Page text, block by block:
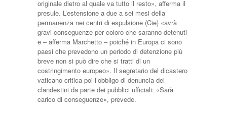
originale dietro al quale va tutto il resto», afferma il
presule. L’estensione a due a sei mesi della
permanenza nei centri di espulsione (Cie) «avrà
gravi conseguenze per coloro che saranno detenuti
e – afferma Marchetto – poiché in Europa ci sono
paesi che prevedono un periodo di detenzione più
breve non si può dire che si tratti di un
costringimento europeo». Il segretario del dicastero
vaticano critica poi l’obbligo di denuncia dei
clandestini da parte dei pubblici ufficiali: «Sarà
carico di conseguenze», prevede.